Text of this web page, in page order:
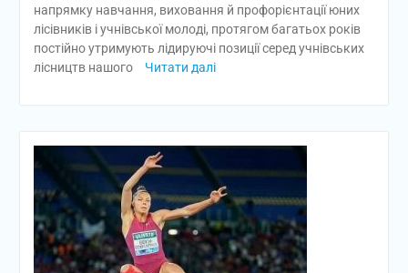
напрямку навчання, виховання й профорієнтації юних
лісівників і учнівської молоді, протягом багатьох років
постійно утримують лідируючі позиції серед учнівських
лісництв нашого
Читати далі